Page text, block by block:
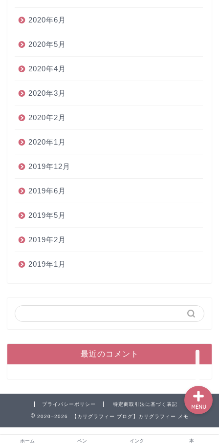
2020年6月
2020年5月
2020年4月
2020年3月
2020年2月
2020年1月
2019年12月
2019年6月
2019年5月
2019年2月
2019年1月
最近のコメント
プライバシーポリシー 特定商取引法に基づく表記
2020–2026 【カリグラフィー ブログ】カリグラフィー メモ
ホーム ペン インク 本
MENU
インク